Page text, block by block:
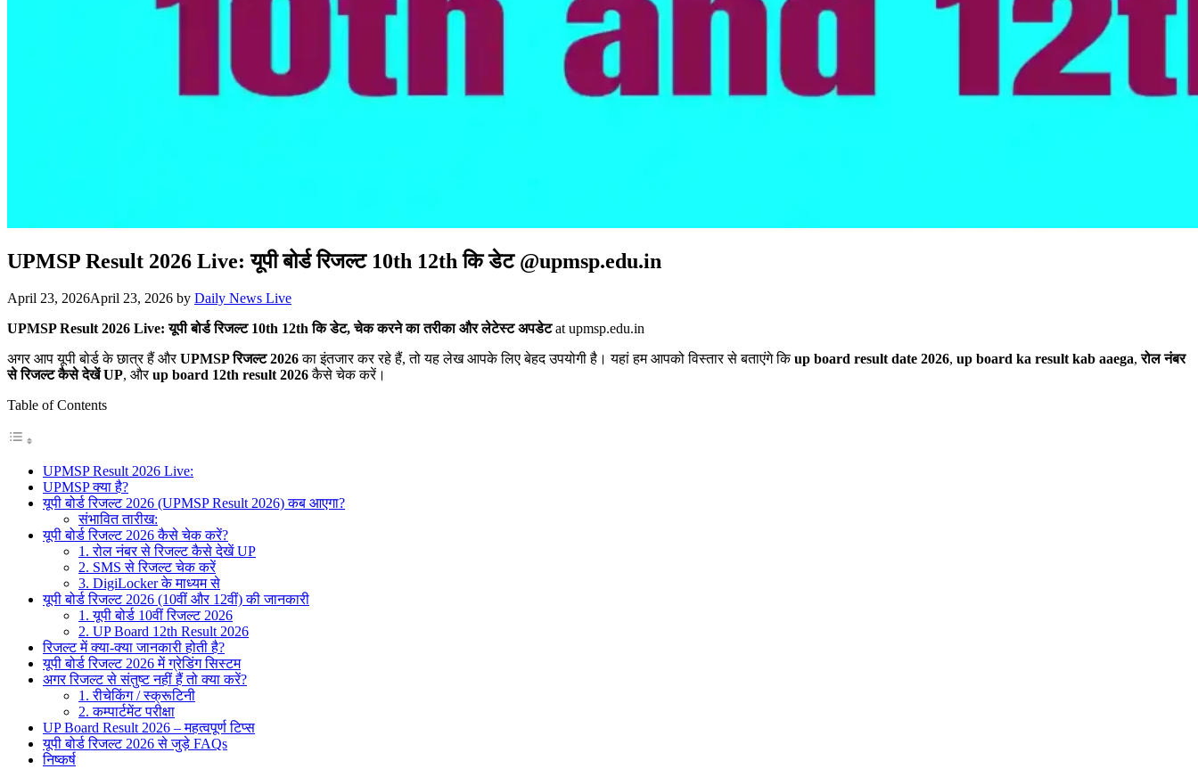
UPMSP Result 2026 Live: यूपी बोर्ड रिजल्ट 10th 12th कि डेट @upmsp.edu.in
April 23, 2026April 23, 2026 by Daily News Live
UPMSP Result 2026 Live: यूपी बोर्ड रिजल्ट 10th 12th कि डेट, चेक करने का तरीका और लेटेस्ट अपडेटat upmsp.edu.in
अगर आप यूपी बोर्ड के छात्र हैं औरUPMSP रिजल्ट 2026का इंतजार कर रहे हैं, तो यह लेख आपके लिए बेहद उपयोगी है। यहां हम आपको विस्तार से बताएंगे किup board result date 2026, up board ka result kab aaega,रोल नंबर
से रिजल्ट कैसे देखें UP, औरup board 12th result 2026कैसे चेक करें।
Table of Contents
UPMSP Result 2026 Live:
UPMSP क्या है?
यूपी बोर्ड रिजल्ट 2026 (UPMSP Result 2026) कब आएगा?
संभावित तारीख:
यूपी बोर्ड रिजल्ट 2026 कैसे चेक करें?
1. रोल नंबर से रिजल्ट कैसे देखें UP
2. SMS से रिजल्ट चेक करें
3. DigiLocker के माध्यम से
यूपी बोर्ड रिजल्ट 2026 (10वीं और 12वीं) की जानकारी
1. यूपी बोर्ड 10वीं रिजल्ट 2026
2. UP Board 12th Result 2026
रिजल्ट में क्या-क्या जानकारी होती है?
यूपी बोर्ड रिजल्ट 2026 में ग्रेडिंग सिस्टम
अगर रिजल्ट से संतुष्ट नहीं हैं तो क्या करें?
1. रीचेकिंग / स्क्रूटिनी
2. कम्पार्टमेंट परीक्षा
UP Board Result 2026 – महत्वपूर्ण टिप्स
यूपी बोर्ड रिजल्ट 2026 से जुड़े FAQs
निष्कर्ष